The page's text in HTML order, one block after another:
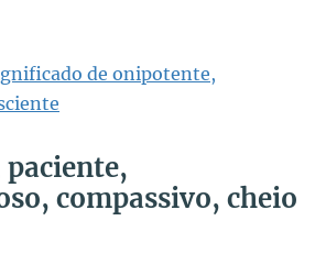
de onipotente,
compassivo, cheio